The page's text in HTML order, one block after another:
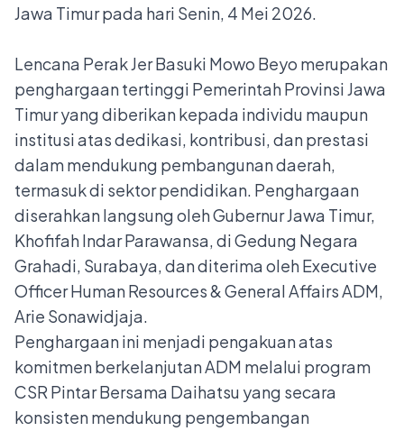
Jawa Timur pada hari Senin, 4 Mei 2026.
Lencana Perak Jer Basuki Mowo Beyo merupakan
penghargaan tertinggi Pemerintah Provinsi Jawa
Timur yang diberikan kepada individu maupun
institusi atas dedikasi, kontribusi, dan prestasi
dalam mendukung pembangunan daerah,
termasuk di sektor pendidikan. Penghargaan
diserahkan langsung oleh Gubernur Jawa Timur,
Khofifah Indar Parawansa, di Gedung Negara
Grahadi, Surabaya, dan diterima oleh Executive
Officer Human Resources & General Affairs ADM,
Arie Sonawidjaja.
Penghargaan ini menjadi pengakuan atas
komitmen berkelanjutan ADM melalui program
CSR Pintar Bersama Daihatsu yang secara
konsisten mendukung pengembangan